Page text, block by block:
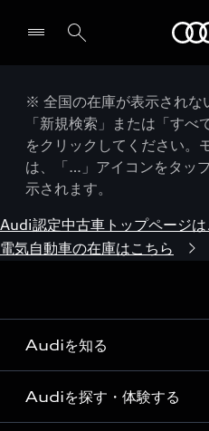
※ 全国の在庫が表示されな
「新規検索」または「すべ
をクリックしてください。
は、「…」アイコンをタッ
示されます。
Audi認定中古車トップページは
電気自動車の在庫はこちら
Audiを知る
Audi ブランド
Audiを探す・体験する